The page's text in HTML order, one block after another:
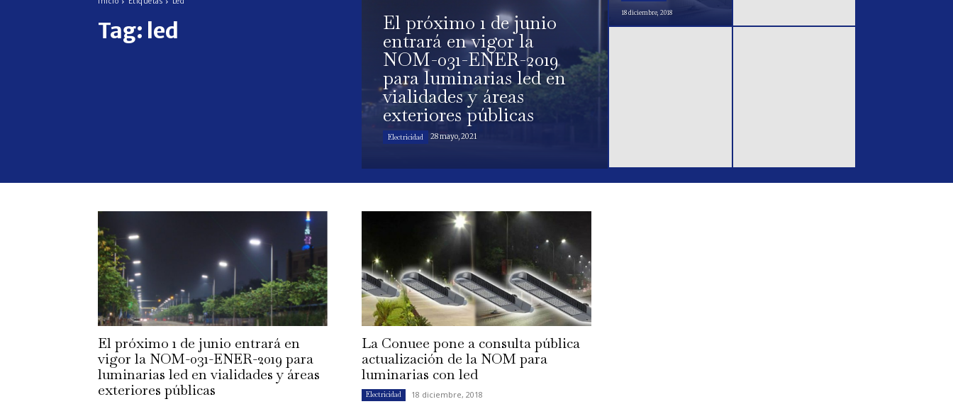
Tag: led El próximo 1 de junio
entrará en vigor la
NOM-031-ENER-2019
para luminarias led en
vialidades y áreas
exteriores públicas
Electricidad 28 mayo, 2021
18 diciembre, 2018
El próximo 1 de junio entrará en
vigor la NOM-031-ENER-2019 para
luminarias led en vialidades y áreas
exteriores públicas
La Conuee pone a consulta pública
actualización de la NOM para
luminarias con led
Electricidad 18 diciembre, 2018